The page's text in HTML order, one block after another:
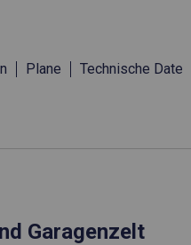
Plane Technische Daten
Garagenzelt